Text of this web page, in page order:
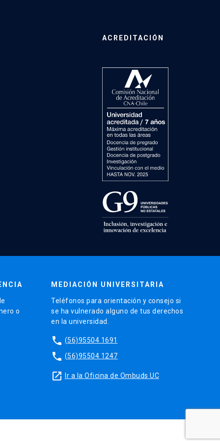
ACREDITACIÓN
o
MEDIACIÓN UNIVERSITARIA
Teléfonos para orientación y consejo si
se ha vulnerado alguno de tus derechos
en la universidad.
phone (56)95504 1691
phone (56)95504 1247
launch Ir a la Oficina de Ombuds UC